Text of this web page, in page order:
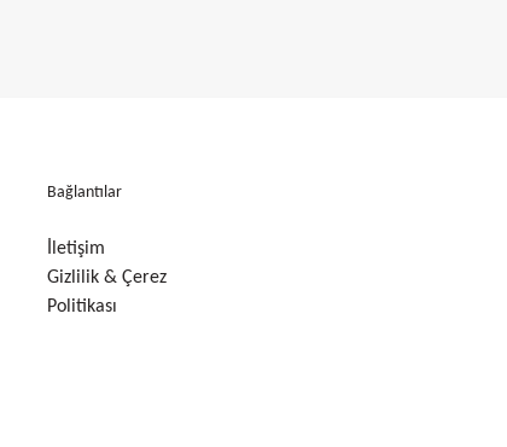
Bağlantılar
İletişim
Gizlilik & Çerez
Politikası